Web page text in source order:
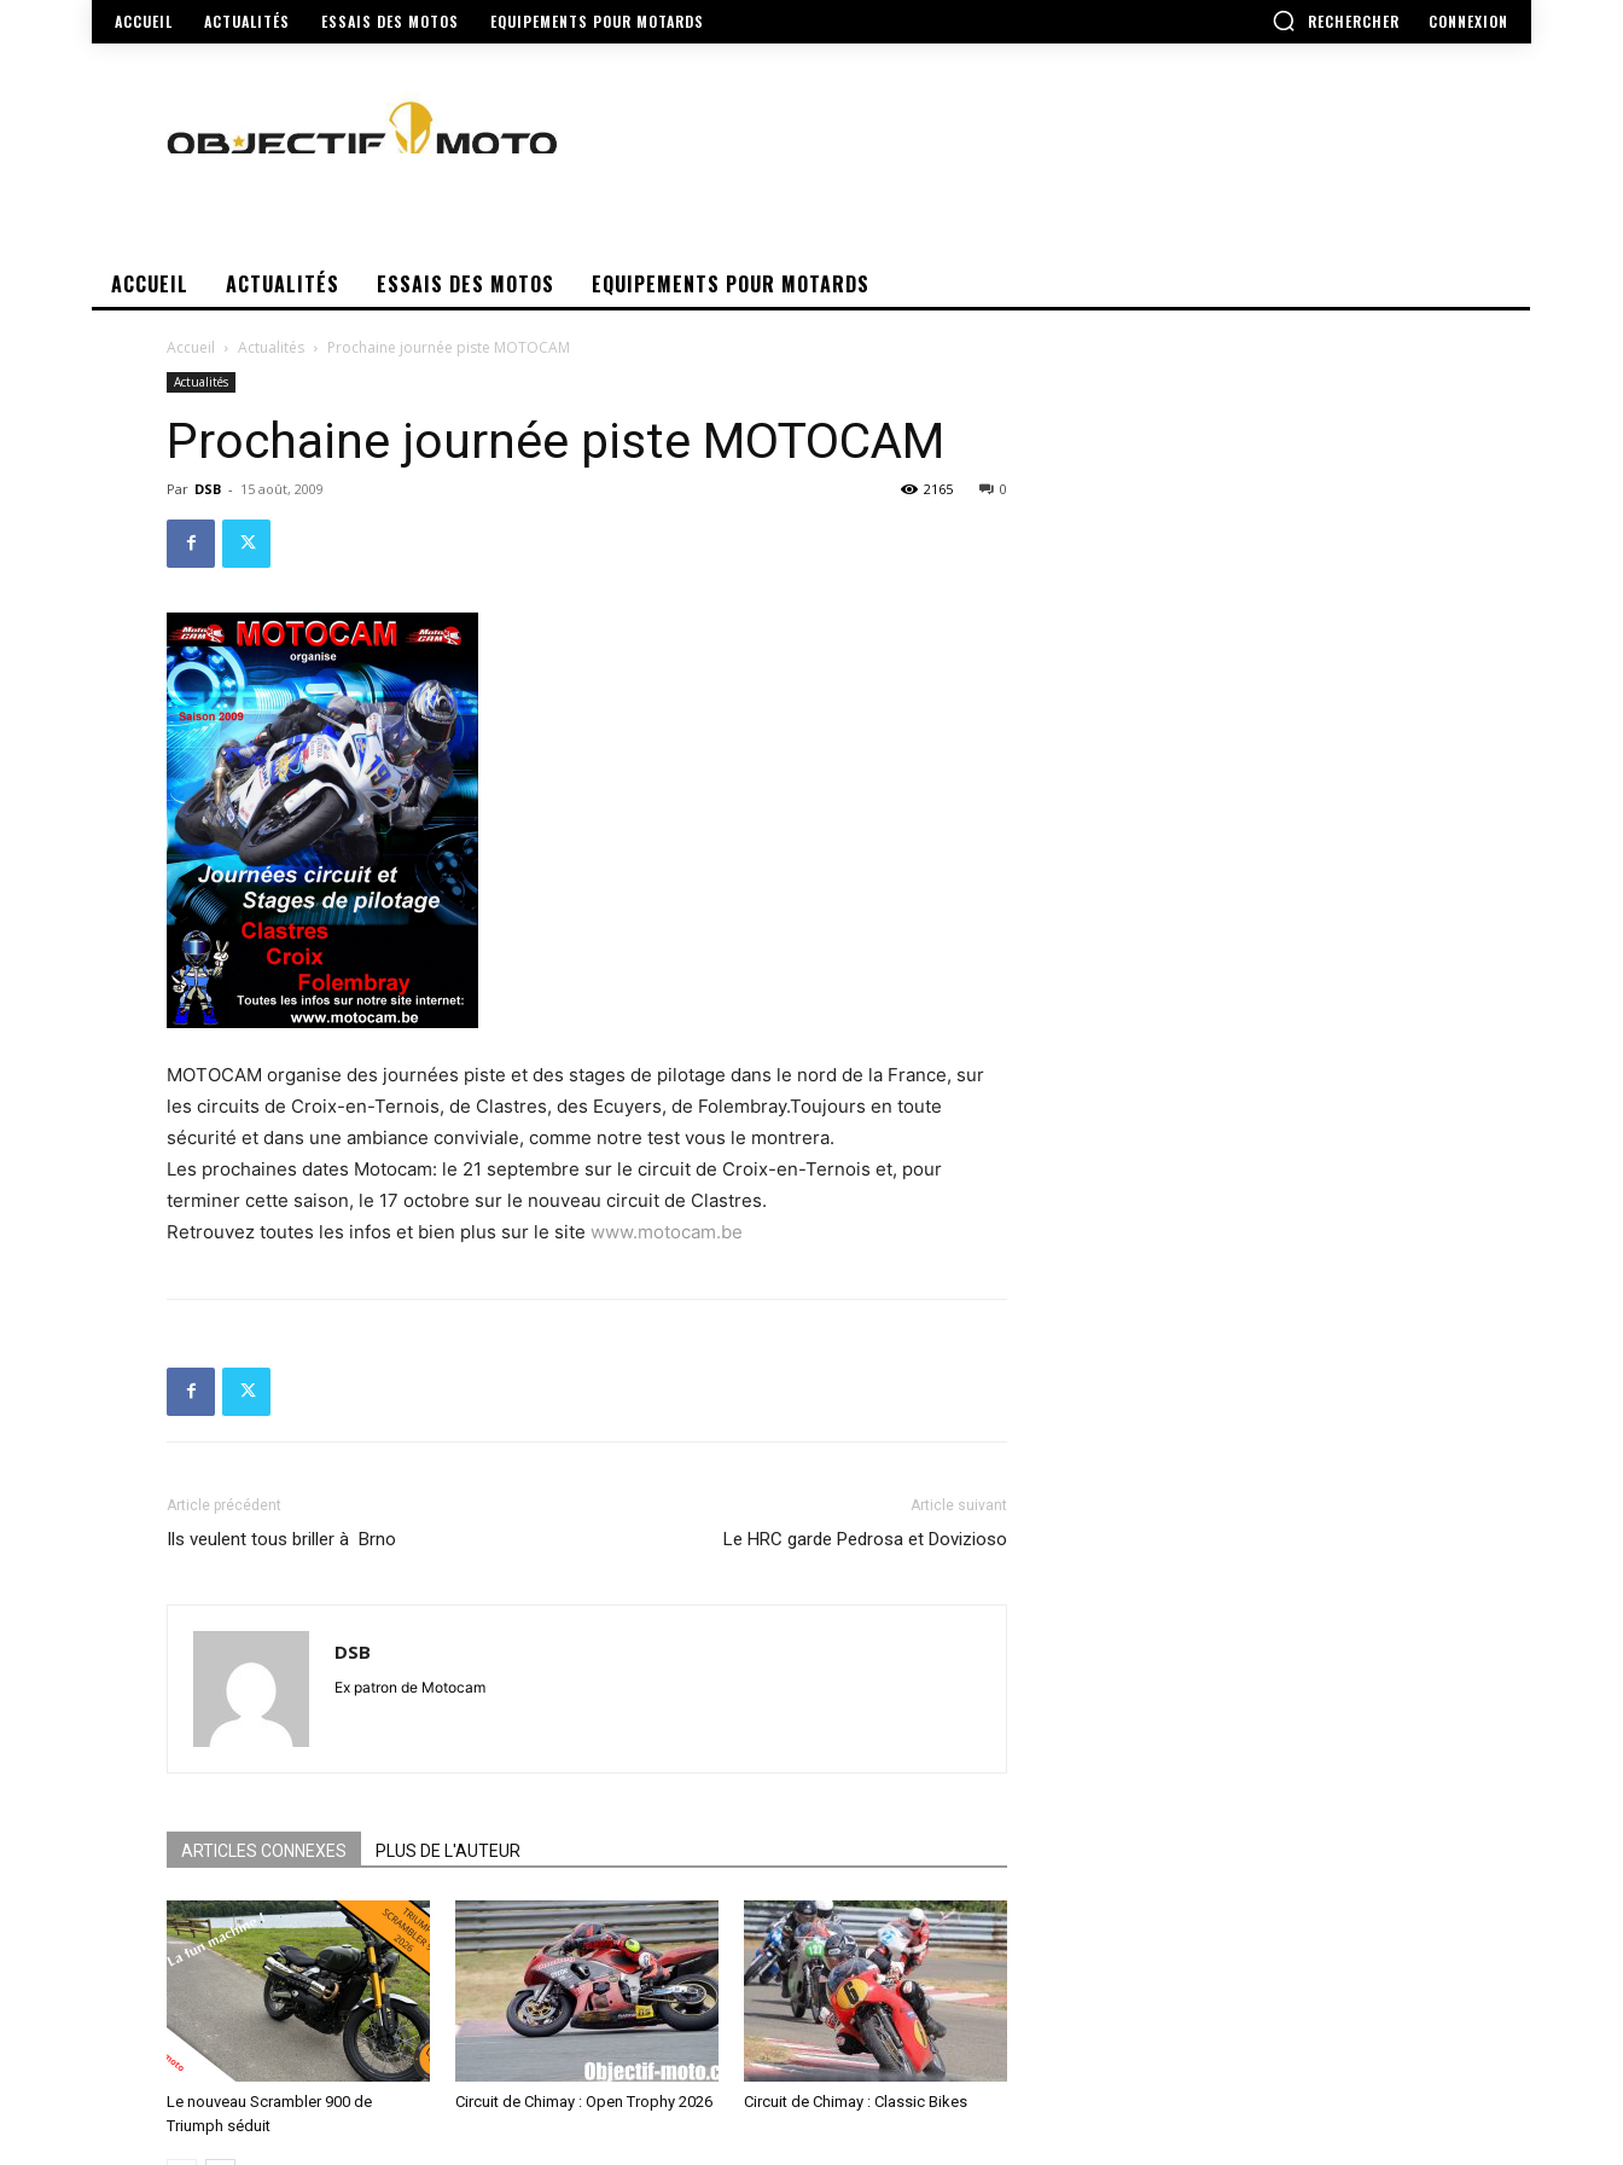
ACCUEIL ACTUALITÉS ESSAIS DES MOTOS EQUIPEMENTS POUR MOTARDS RECHERCHER CONNEXION
ACCUEIL ACTUALITÉS ESSAIS DES MOTOS EQUIPEMENTS POUR MOTARDS
Accueil Actualités Prochaine journée piste MOTOCAM
Actualités
Prochaine journée piste MOTOCAM
Par DSB - 15 août, 2009 0
2165
MOTOCAM organise des journées piste et des stages de pilotage dans le nord de la France, sur
les circuits de Croix-en-Ternois, de Clastres, des Ecuyers, de Folembray.Toujours en toute
sécurité et dans une ambiance conviviale, comme notre test vous le montrera.
Les prochaines dates Motocam: le 21 septembre sur le circuit de Croix-en-Ternois et, pour
terminer cette saison, le 17 octobre sur le nouveau circuit de Clastres.
Retrouvez toutes les infos et bien plus sur le site www.motocam.be
Article précédent
Ils veulent tous briller à Brno
Article suivant
Le HRC garde Pedrosa et Dovizioso
DSB
Ex patron de Motocam
ARTICLES CONNEXES PLUS DE L'AUTEUR
Le nouveau Scrambler 900 de
Triumph séduit
Circuit de Chimay : Open Trophy 2026 Circuit de Chimay : Classic Bikes